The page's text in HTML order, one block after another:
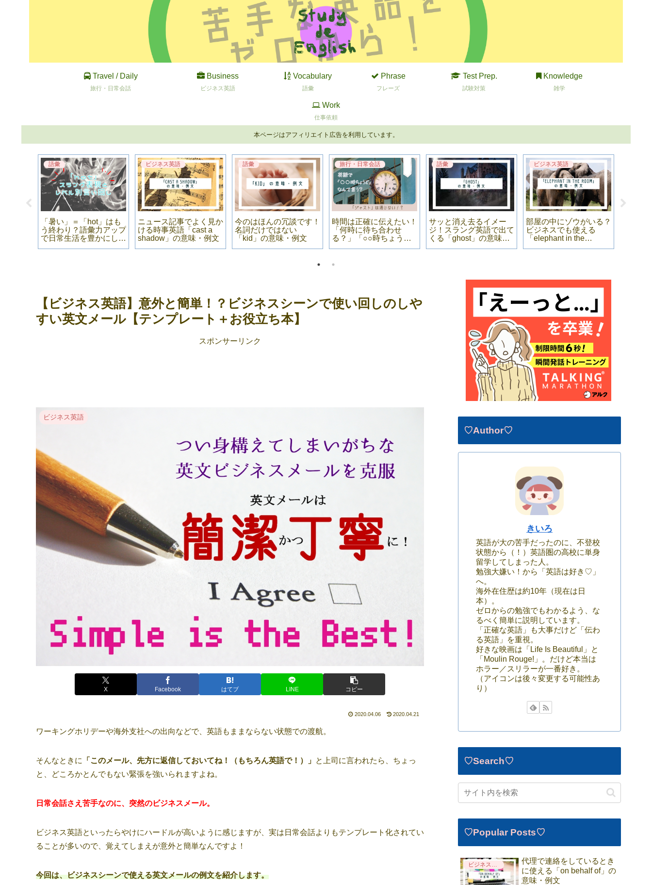
Travel / Daily
旅行・日常会話
Business
ビジネス英語
Vocabulary
語彙
Phrase
フレーズ
Test Prep.
試験対策
Knowledge
雑学
Work
仕事依頼
本ページはアフィリエイト広告を利用しています。
語彙
「暑い」＝「hot」はも
う終わり？語彙力アップ
で日常生活を豊かにしよ
ビジネス英語
ニュース記事でよく見か
ける時事英語「cast a
shadow」の意味・例文
語彙
今のはほんの冗談です！
名詞だけではない
「kid」の意味・例文
旅行・日常会話
時間は正確に伝えたい！
「何時に待ち合わせ
る？」「○○時ちょう
語彙
サッと消え去るイメー
ジ！スラング英語で出て
くる「ghost」の意味・
ビジネス英語
部屋の中にゾウがいる？
ビジネスでも使える
「elephant in the
【ビジネス英語】意外と簡単！？ビジネスシーンで使い回しのしや
すい英文メール【テンプレート＋お役立ち本】
スポンサーリンク
ビジネス英語
X Facebook はてブ LINE コピー
2020.04.06 2020.04.21
ワーキングホリデーや海外支社への出向などで、英語もままならない状態での渡航。
そんなときに 「このメール、先方に返信しておいてね！（もちろん英語で！）」 と上司に言われたら、ちょっ
と、どころかとんでもない緊張を強いられますよね。
日常会話さえ苦手なのに、突然のビジネスメール。
ビジネス英語といったらやけにハードルが高いように感じますが、実は日常会話よりもテンプレート化されてい
ることが多いので、覚えてしまえが意外と簡単なんですよ！
今回は、ビジネスシーンで使える英文メールの例文を紹介します。
♡Author♡
きいろ
英語が大の苦手だったのに、不登校
状態から（！）英語圏の高校に単身
留学してしまった人。
勉強大嫌い！から「英語は好き♡」
へ。
海外在住歴は約10年（現在は日
本）。
ゼロからの勉強でもわかるよう、な
るべく簡単に説明しています。
「正確な英語」も大事だけど「伝わ
る英語」を重視。
好きな映画は「Life Is Beautiful」と
「Moulin Rouge!」。だけど本当は
ホラー／スリラーが一番好き。
（アイコンは後々変更する可能性あ
り）
♡Search♡
♡Popular Posts♡
ビジネス英語
代理で連絡をしているとき
に使える「on behalf of」の
意味・例文